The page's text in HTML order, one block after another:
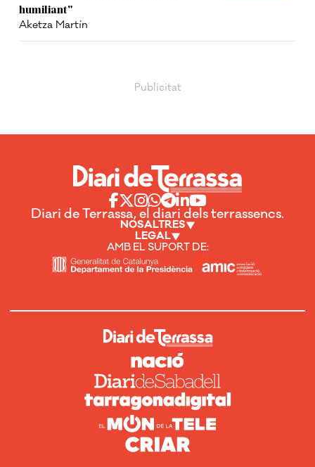
humiliant"
Aketza Martín
Diari de Terrassa, el diari dels terrassencs.
NOSALTRES
LEGAL
AMB EL SUPORT DE: